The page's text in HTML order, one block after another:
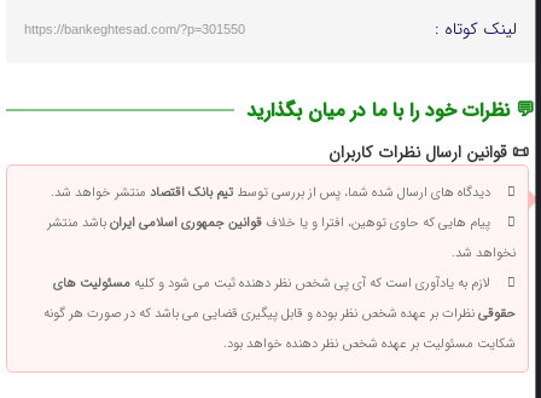
لینک کوتاه : https://bankeghtesad.com/?p=301550
💬 نظرات خود را با ما در میان بگذارید
📜 قوانین ارسال نظرات کاربران
دیدگاه های ارسال شده شما، پس از بررسی توسطتیم بانک اقتصادمنتشر خواهد شد.
پیام هایی که حاوی توهین، افترا و یا خلافقوانین جمهوری اسلامی ایرانباشد منتشر
نخواهد شد.
لازم به یادآوری است که آی پی شخص نظر دهنده ثبت می شود و کلیهمسئولیت های
حقوقینظرات بر عهده شخص نظر بوده و قابل پیگیری قضایی می باشد که در صورت هر گونه
شکایت مسئولیت بر عهده شخص نظر دهنده خواهد بود.